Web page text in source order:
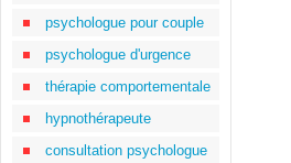
psychologue pour couple
psychologue d'urgence
thérapie comportementale
hypnothérapeute
consultation psychologue